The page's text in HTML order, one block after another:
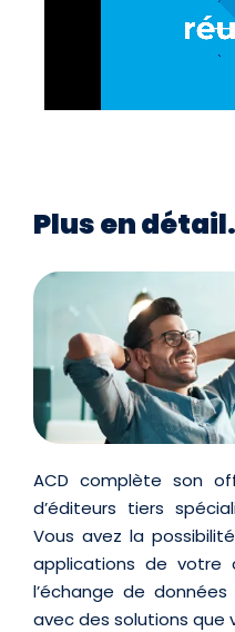
Plus en
ACD complète son
d’éditeurs tiers
Vous avez la
applications de votre
l’échange de
avec des solutions que